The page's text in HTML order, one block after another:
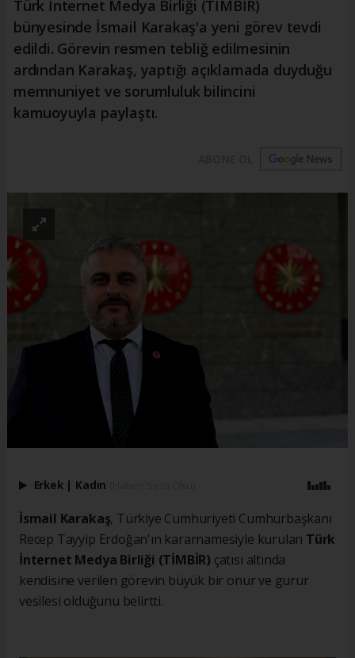
Türk İnternet Medya Birliği (TİMBİR)
bünyesinde İsmail Karakaş'a yeni görev tevdi
edildi. Görevin resmen tebliğ edilmesinin
ardından Karakaş, yaptığı açıklamada duyduğu
memnuniyet ve sorumluluk bilincini
kamuoyuyla paylaştı.
Erkek | Kadın
İsmail Karakaş, Türkiye Cumhuriyeti Cumhurbaşkanı
Recep Tayyip Erdoğan'ın kararnamesiyle kurulan Türk
İnternet Medya Birliği (TİMBİR) çatısı altında
kendisine verilen görevin büyük bir onur ve gurur
vesilesi olduğunu belirtti.